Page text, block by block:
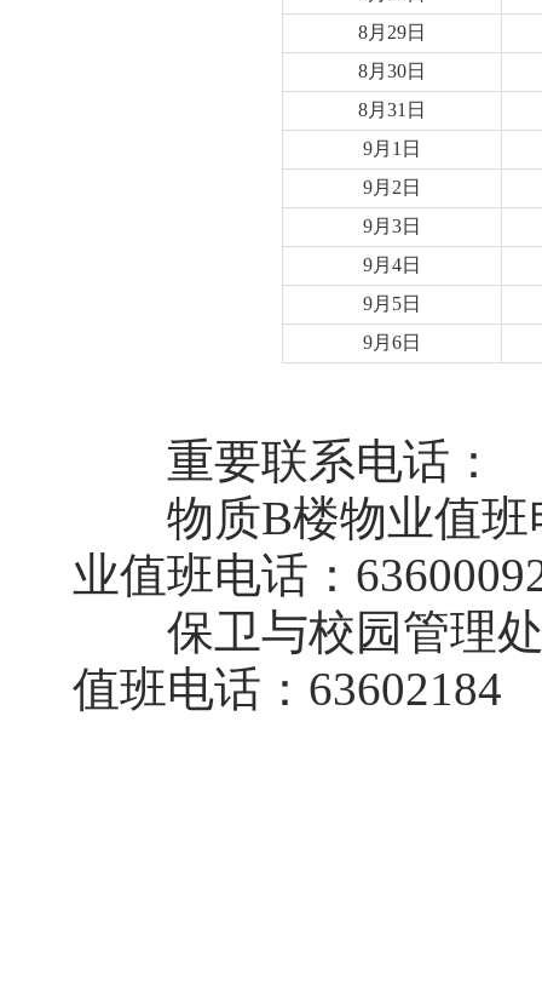
8月29日
8月30日
8月31日
9月1日
9月2日
9月3日
9月4日
9月5日
9月6日
重要联系电话：
物质B楼物业值
业值班电话：
保卫与校园管理
值班电话：63602184